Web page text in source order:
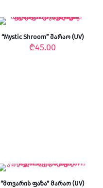
“Mystic Shroom” მარაო (UV)
₾45.00
“მთვარის ფაზა” მარაო (UV)